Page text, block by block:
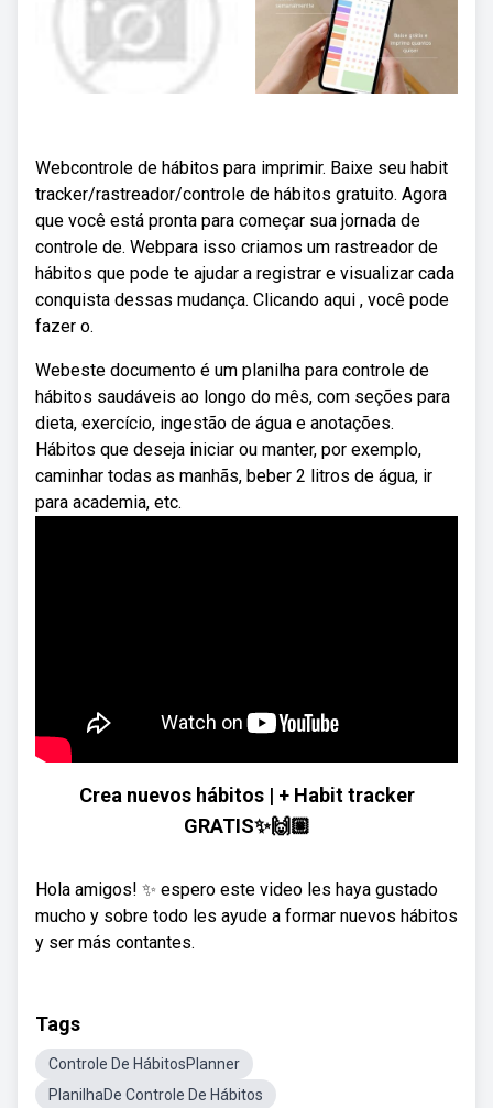
Webcontrole de hábitos para imprimir. Baixe seu habit
tracker/rastreador/controle de hábitos gratuito. Agora
que você está pronta para começar sua jornada de
controle de. Webpara isso criamos um rastreador de
hábitos que pode te ajudar a registrar e visualizar cada
conquista dessas mudança. Clicando aqui , você pode
fazer o.
Webeste documento é um planilha para controle de
hábitos saudáveis ao longo do mês, com seções para
dieta, exercício, ingestão de água e anotações.
Hábitos que deseja iniciar ou manter, por exemplo,
caminhar todas as manhãs, beber 2 litros de água, ir
para academia, etc.
Crea nuevos hábitos | + Habit tracker
GRATIS✨🙌🏼
Hola amigos! ✨ espero este video les haya gustado
mucho y sobre todo les ayude a formar nuevos hábitos
y ser más contantes.
Tags
Controle De HábitosPlanner
PlanilhaDe Controle De Hábitos